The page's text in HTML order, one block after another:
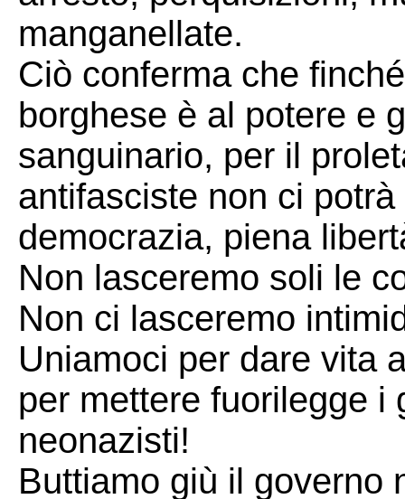
manganellate.
Ciò conferma che
borghese è al potere e
sanguinario, per il
antifasciste non ci
democrazia, piena
Non lasceremo soli le
Non ci lasceremo
Uniamoci per dare vita
per mettere fuorilegge i
neonazisti!
Buttiamo giù il governo